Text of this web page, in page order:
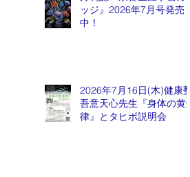
ッジ』2026年7月号発売
中！
2026年7月16日(木)健康塾
吾意天心先生『身体の黄金
律』とタヒボ説明会